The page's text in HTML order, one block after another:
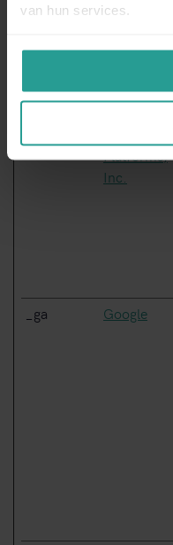
van hun services.
__Secure-
YouTube
Platforms,
Inc.
_ga Google